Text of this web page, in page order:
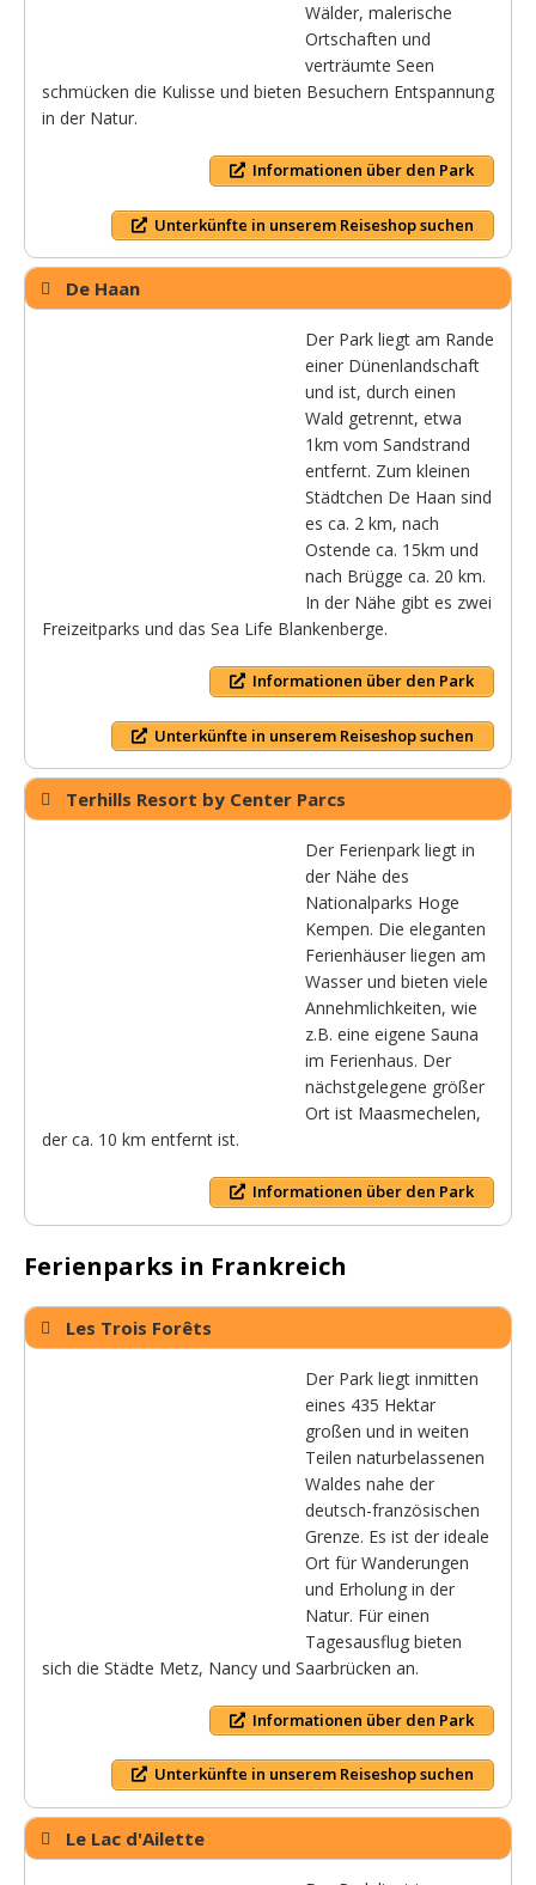
Wälder, malerische
Ortschaften und
verträumte Seen
schmücken die Kulisse und bieten Besuchern Entspannung
in der Natur.
Informationen über den Park
Unterkünfte in unserem Reiseshop suchen
De Haan
Der Park liegt am Rande
einer Dünenlandschaft
und ist, durch einen
Wald getrennt, etwa
1km vom Sandstrand
entfernt. Zum kleinen
Städtchen De Haan sind
es ca. 2 km, nach
Ostende ca. 15km und
nach Brügge ca. 20 km.
In der Nähe gibt es zwei
Freizeitparks und das Sea Life Blankenberge.
Informationen über den Park
Unterkünfte in unserem Reiseshop suchen
Terhills Resort by Center Parcs
Der Ferienpark liegt in
der Nähe des
Nationalparks Hoge
Kempen. Die eleganten
Ferienhäuser liegen am
Wasser und bieten viele
Annehmlichkeiten, wie
z.B. eine eigene Sauna
im Ferienhaus. Der
nächstgelegene größer
Ort ist Maasmechelen,
der ca. 10 km entfernt ist.
Informationen über den Park
Ferienparks in Frankreich
Les Trois Forêts
Der Park liegt inmitten
eines 435 Hektar
großen und in weiten
Teilen naturbelassenen
Waldes nahe der
deutsch-französischen
Grenze. Es ist der ideale
Ort für Wanderungen
und Erholung in der
Natur. Für einen
Tagesausflug bieten
sich die Städte Metz, Nancy und Saarbrücken an.
Informationen über den Park
Unterkünfte in unserem Reiseshop suchen
Le Lac d'Ailette